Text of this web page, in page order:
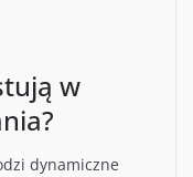
w
dynamiczne